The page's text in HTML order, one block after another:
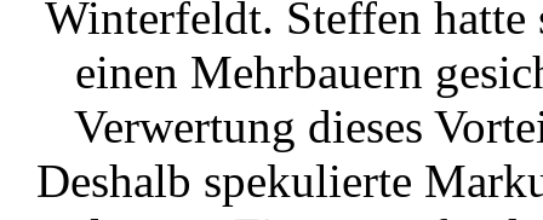
Winterfeldt. Steffen
einen Mehrbauern
Verwertung dieses
Deshalb spekulierte